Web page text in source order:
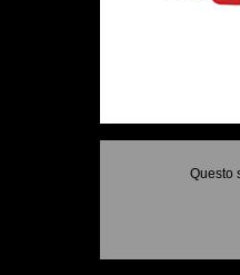
Questo